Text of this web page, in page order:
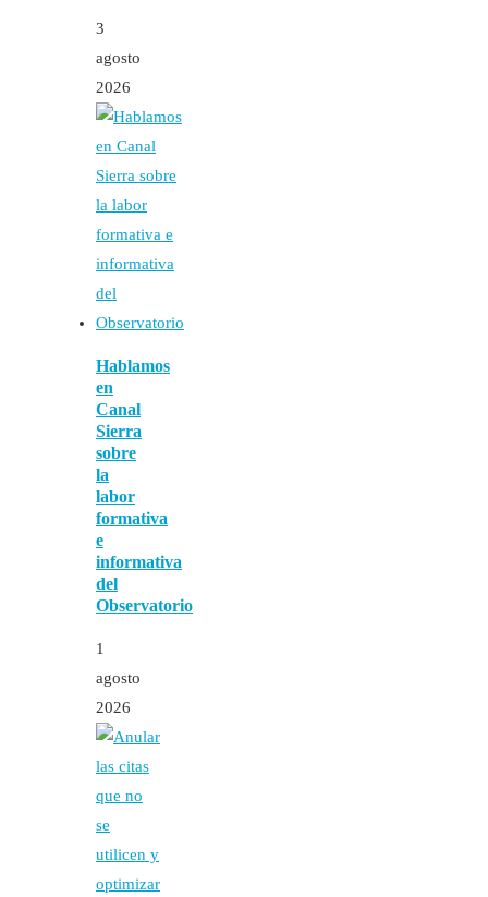
3
agosto
2026
Hablamos
en
Canal
Sierra
sobre
la
labor
formativa
e
informativa
del
Observatorio
1
agosto
2026